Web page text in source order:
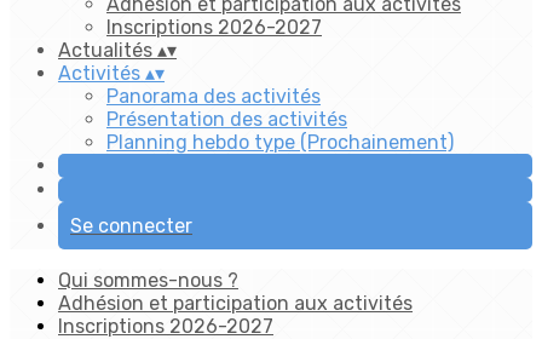
Inscriptions 2026-2027
Actualités ▴▾
Activités ▴▾
Panorama des activités
Présentation des activités
Planning hebdo type (Prochainement)
Se connecter
Qui sommes-nous ?
Adhésion et participation aux activités
Inscriptions 2026-2027